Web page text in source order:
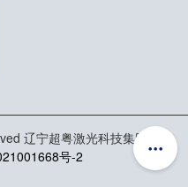
辽宁超粤激光科技集团有限
号-2